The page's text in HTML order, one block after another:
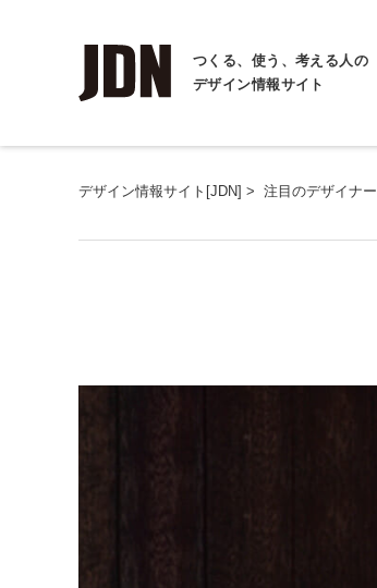
つくる、使う、考える人の
デザイン情報サイト
デザイン情報サイト[JDN] > 注目のデザイナー